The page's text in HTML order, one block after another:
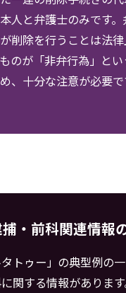
人と弁護士のみです
削除を行うことは法
のが「非弁行為」と
、十分な注意が必要で
・前科関連情報
タトゥー」の典型例の
関する情報がありま